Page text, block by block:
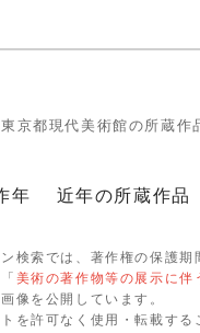
東京都現代美術館の所蔵作
年 近年の所蔵作品
検索では、著作権の保護
美術の著作物等の展示に
像を公開しています。
を許可なく使用・転載する